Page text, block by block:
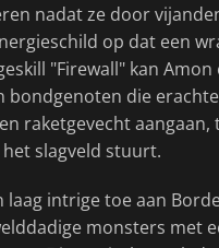
nadat ze door
op dat een
"Firewall" kan
bondgenoten die
raketgevecht aangaan,
slagveld stuurt.
intrige toe aan
monsters met